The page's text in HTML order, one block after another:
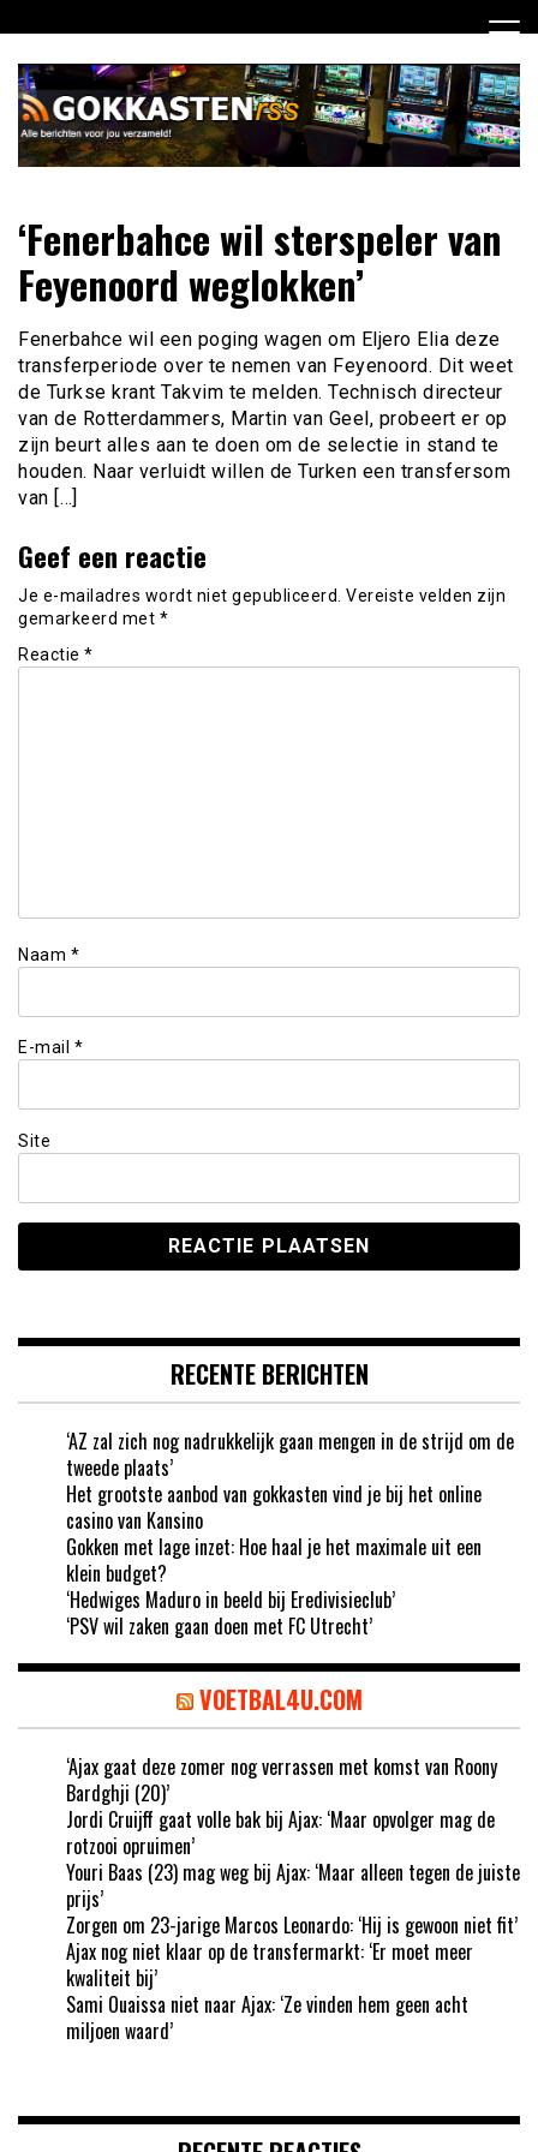
naar
inhoud
Gokkasten RSS
voor jou verzameld
‘Fenerbahce wil sterspeler van
Feyenoord weglokken’
Fenerbahce wil een poging wagen om Eljero Elia deze
transferperiode over te nemen van Feyenoord. Dit weet
de Turkse krant Takvim te melden. Technisch directeur
van de Rotterdammers, Martin van Geel, probeert er op
zijn beurt alles aan te doen om de selectie in stand te
houden. Naar verluidt willen de Turken een transfersom
van […]
Geef een reactie
Je e-mailadres wordt niet gepubliceerd. Vereiste velden zijn
gemarkeerd met *
Reactie *
Naam *
E-mail *
Site
RECENTE BERICHTEN
‘AZ zal zich nog nadrukkelijk gaan mengen in de strijd om de
tweede plaats’
Het grootste aanbod van gokkasten vind je bij het online
casino van Kansino
Gokken met lage inzet: Hoe haal je het maximale uit een
klein budget?
‘Hedwiges Maduro in beeld bij Eredivisieclub’
‘PSV wil zaken gaan doen met FC Utrecht’
VOETBAL4U.COM
‘Ajax gaat deze zomer nog verrassen met komst van Roony
Bardghji (20)’
Jordi Cruijff gaat volle bak bij Ajax: ‘Maar opvolger mag de
rotzooi opruimen’
Youri Baas (23) mag weg bij Ajax: ‘Maar alleen tegen de juiste
prijs’
Zorgen om 23-jarige Marcos Leonardo: ‘Hij is gewoon niet fit’
Ajax nog niet klaar op de transfermarkt: ‘Er moet meer
kwaliteit bij’
Sami Ouaissa niet naar Ajax: ‘Ze vinden hem geen acht
miljoen waard’